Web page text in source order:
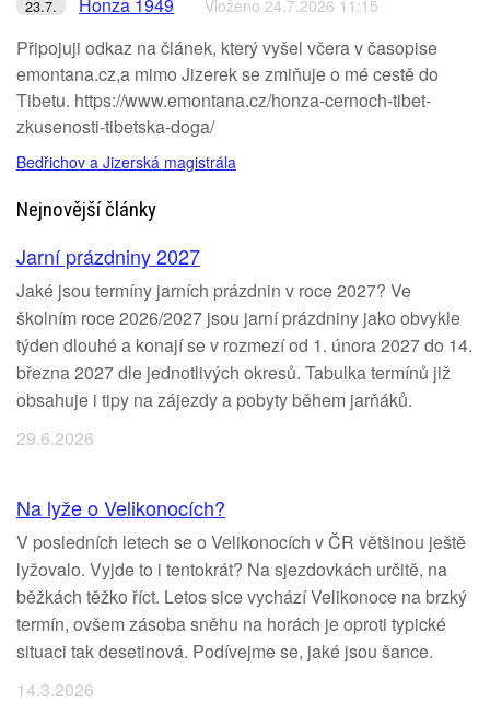
23.7. Vloženo 24.7.2026 11:15
Připojuji odkaz na článek, který vyšel včera v časopise
emontana.cz,a mimo Jizerek se zmiňuje o mé cestě do
Tibetu. https://www.emontana.cz/honza-cernoch-tibet-
zkusenosti-tibetska-doga/
Bedřichov a Jizerská magistrála
Nejnovější články
Jarní prázdniny 2027
Jaké jsou termíny jarních prázdnin v roce 2027? Ve
školním roce 2026/2027 jsou jarní prázdniny jako obvykle
týden dlouhé a konají se v rozmezí od 1. února 2027 do 14.
března 2027 dle jednotlivých okresů. Tabulka termínů již
obsahuje i tipy na zájezdy a pobyty během jarňáků.
29.6.2026
Na lyže o Velikonocích?
V posledních letech se o Velikonocích v ČR většinou ještě
lyžovalo. Vyjde to i tentokrát? Na sjezdovkách určitě, na
běžkách těžko říct. Letos sice vychází Velikonoce na brzký
termín, ovšem zásoba sněhu na horách je oproti typické
situaci tak desetinová. Podívejme se, jaké jsou šance.
14.3.2026